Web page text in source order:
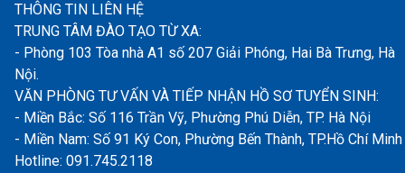
THÔNG TIN LIÊN HỆ
TRUNG TÂM ĐÀO TẠO TỪ XA:
- Phòng 103 Tòa nhà A1 số 207 Giải Phóng, Hai Bà Trưng, Hà
Nội.
VĂN PHÒNG TƯ VẤN VÀ TIẾP NHẬN HỒ SƠ TUYỂN SINH:
- Miền Bắc: Số 116 Trần Vỹ, Phường Phú Diễn, TP. Hà Nội
- Miền Nam: Số 91 Ký Con, Phường Bến Thành, TP.Hồ Chí Minh
Hotline: 091.745.2118